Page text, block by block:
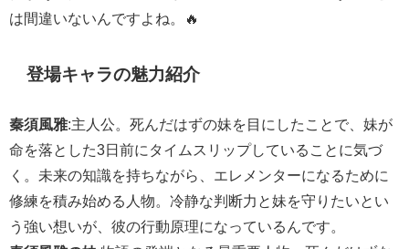
は間違いないんですよね。🔥
登場キャラの魅力紹介
秦須風雅:主人公。死んだはずの妹を目にしたことで、妹が
命を落とした3日前にタイムスリップしていることに気づ
く。未来の知識を持ちながら、エレメンターになるために
修練を積み始める人物。冷静な判断力と妹を守りたいとい
う強い想いが、彼の行動原理になっているんです。